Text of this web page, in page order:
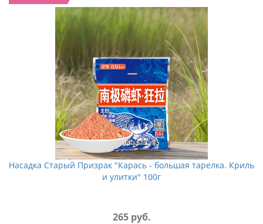
Насадка Старый Призрак "Карась - большая тарелка. Криль
и улитки" 100г
265 руб.